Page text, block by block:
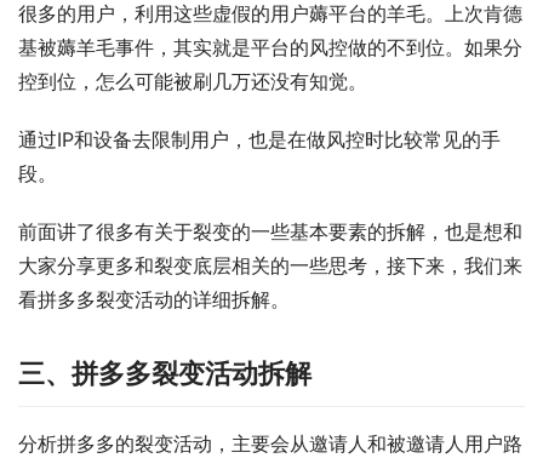
很多的用户，利用这些虚假的用户薅平台的羊毛。上次肯德
基被薅羊毛事件，其实就是平台的风控做的不到位。如果分
控到位，怎么可能被刷几万还没有知觉。
通过IP和设备去限制用户，也是在做风控时比较常见的手
段。
前面讲了很多有关于裂变的一些基本要素的拆解，也是想和
大家分享更多和裂变底层相关的一些思考，接下来，我们来
看拼多多裂变活动的详细拆解。
三、拼多多裂变活动拆解
分析拼多多的裂变活动，主要会从邀请人和被邀请人用户路